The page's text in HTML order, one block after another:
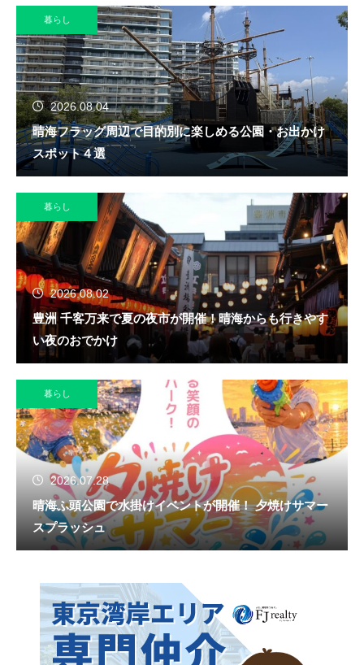
暮らし
2026.08.04
晴海フラッグ周辺で目的別に楽しめる公園・お出かけ
スポット４選
暮らし
2026.08.02
豊洲 千客万来で夏の夜市が開催！晴海からも行きやす
い夜のおでかけ
暮らし
2026.07.28
晴海ふ頭公園で水掛けイベントが開催！ 夕焼けサマー
スプラッシュ